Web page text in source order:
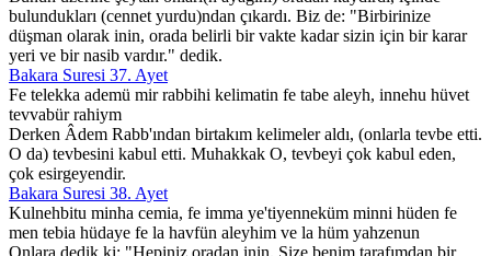
bulundukları (cennet yurdu)ndan çıkardı. Biz de: "Birbirinize
düşman olarak inin, orada belirli bir vakte kadar sizin için bir karar
yeri ve bir nasib vardır." dedik.
Bakara Suresi 37. Ayet
Fe telekka ademü mir rabbihi kelimatin fe tabe aleyh, innehu hüvet
tevvabür rahiym
Derken Âdem Rabb'ından birtakım kelimeler aldı, (onlarla tevbe etti.
O da) tevbesini kabul etti. Muhakkak O, tevbeyi çok kabul eden,
çok esirgeyendir.
Bakara Suresi 38. Ayet
Kulnehbitu minha cemia, fe imma ye'tiyenneküm minni hüden fe
men tebia hüdaye fe la havfün aleyhim ve la hüm yahzenun